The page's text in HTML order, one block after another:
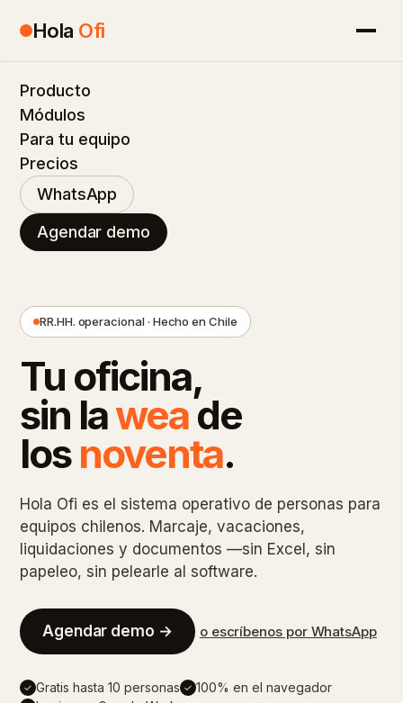
Hola Ofi
Producto
Módulos
Para tu equipo
Precios
WhatsApp
Agendar demo
RR.HH. operacional · Hecho en Chile
Tu oficina,
sin laweade
losnoventa.
Hola Ofi es el sistema operativo de personas para
equipos chilenos. Marcaje, vacaciones,
liquidaciones y documentos —sin Excel, sin
papeleo, sin pelearle al software.
Agendar demo → o escríbenos por WhatsApp
✓ Gratis hasta 10 personas ✓ 100% en el navegador